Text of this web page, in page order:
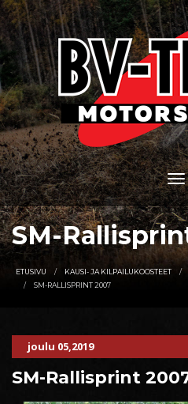
SM-
ETUSIVU KAUSI- JA KILPAILUKOOSTEET
SM-RALLISPRINT 2007
joulu 05,2019
SM-Rallisprint